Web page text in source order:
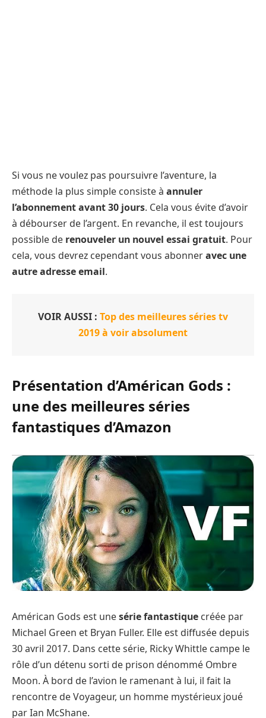
Si vous ne voulez pas poursuivre l’aventure, la
méthode la plus simple consiste à annuler
l’abonnement avant 30 jours. Cela vous évite d’avoir
à débourser de l’argent. En revanche, il est toujours
possible de renouveler un nouvel essai gratuit. Pour
cela, vous devrez cependant vous abonneravec une
autre adresse email.
VOIR AUSSI : Top des meilleures séries tv
2019 à voir absolument
Présentation d’Américan Gods :
une des meilleures séries
fantastiques d’Amazon
Américan Gods est unesérie fantastique créée par
Michael Green et Bryan Fuller. Elle est diffusée depuis
30 avril 2017. Dans cette série, Ricky Whittle campe le
rôle d’un détenu sorti de prison dénommé Ombre
Moon. À bord de l’avion le ramenant à lui, il fait la
rencontre de Voyageur, un homme mystérieux joué
par Ian McShane.